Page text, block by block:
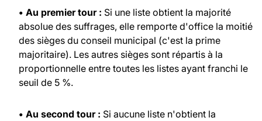
• Au premier tour : Si une liste obtient la majorité
absolue des suffrages, elle remporte d'office la moitié
des sièges du conseil municipal (c'est la prime
majoritaire). Les autres sièges sont répartis à la
proportionnelle entre toutes les listes ayant franchi le
seuil de 5 %.
• Au second tour : Si aucune liste n'obtient la